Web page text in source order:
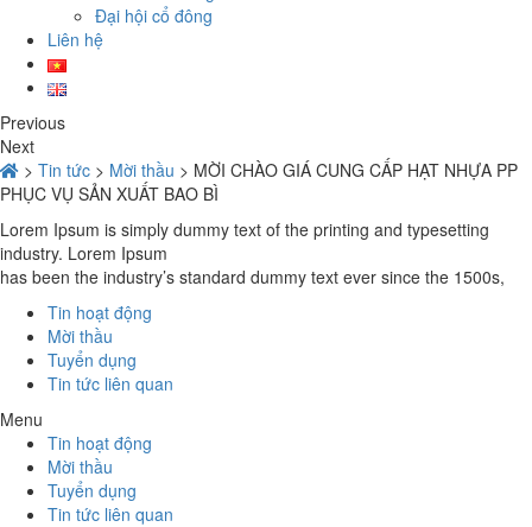
Đại hội cổ đông
Liên hệ
Previous
Next
> Tin tức > Mời thầu > MỜI CHÀO GIÁ CUNG CẤP HẠT NHỰA PP
PHỤC VỤ SẢN XUẤT BAO BÌ
Lorem Ipsum is simply dummy text of the printing and typesetting
industry. Lorem Ipsum
has been the industry’s standard dummy text ever since the 1500s,
Tin hoạt động
Mời thầu
Tuyển dụng
Tin tức liên quan
Menu
Tin hoạt động
Mời thầu
Tuyển dụng
Tin tức liên quan